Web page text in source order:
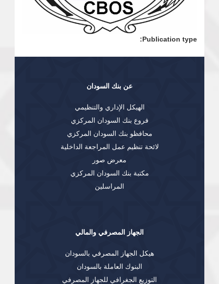
Publication type:
عن بنك السودان
الهيكل الإداري والتنظيمي
فروع بنك السودان المركزي
محافظو بنك السودان المركزي
لائحة تنظيم عمل المراجعة الداخلية
معرض صور
مكتبة بنك السودان المركزي
المراسلين
الجهاز المصرفي والمالي
هيكل الجهاز المصرفي بالسودان
البنوك العاملة بالسودان
التوزيع الجغرافي للجهاز المصرفي